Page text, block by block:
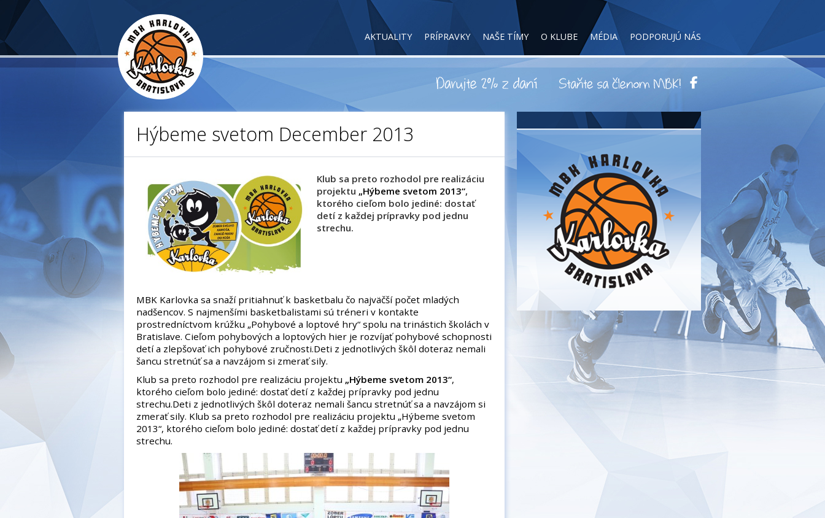
AKTUALITY PRÍPRAVKY NAŠE TÍMY O KLUBE MÉDIA PODPORUJÚ NÁS
Hýbeme svetom December 2013
Klub sa preto rozhodol pre realizáciu
projektu „Hýbeme svetom 2013“,
ktorého cieľom bolo jediné: dostať
detí z každej prípravky pod jednu
strechu.
MBK Karlovka sa snaží pritiahnuť k basketbalu čo najväčší počet mladých
nadšencov. S najmenšími basketbalistami sú tréneri v kontakte
prostredníctvom krúžku „Pohybové a loptové hry“ spolu na trinástich školách v
Bratislave. Cieľom pohybových a loptových hier je rozvíjať pohybové schopnosti
detí a zlepšovať ich pohybové zručnosti.Deti z jednotlivých škôl doteraz nemali
šancu stretnúť sa a navzájom si zmerať sily.
Klub sa preto rozhodol pre realizáciu projektu „Hýbeme svetom 2013“,
ktorého cieľom bolo jediné: dostať detí z každej prípravky pod jednu
strechu.Deti z jednotlivých škôl doteraz nemali šancu stretnúť sa a navzájom si
zmerať sily. Klub sa preto rozhodol pre realizáciu projektu „Hýbeme svetom
2013“, ktorého cieľom bolo jediné: dostať detí z každej prípravky pod jednu
strechu.